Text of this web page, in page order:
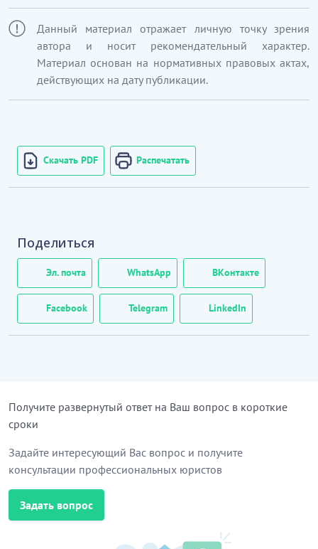
Данный материал отражает личную точку зрения
автора и носит рекомендательный характер.
Материал основан на нормативных правовых актах,
действующих на дату публикации.
Скачать PDF Распечатать
Поделиться
Эл. почта WhatsApp ВКонтакте
Facebook Telegram LinkedIn
Получите развернутый ответ на Ваш вопрос в короткие
сроки
Задайте интересующий Вас вопрос и получите
консультации профессиональных юристов
Задать вопрос